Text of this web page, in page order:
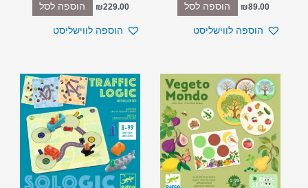
₪89.00 הוספה לסל
הוספה לווישליסט
₪229.00 הוספה לסל
הוספה לווישליסט